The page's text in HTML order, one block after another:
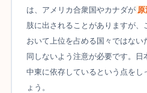
は、アメリカ合衆国やカナダが 原
肢に出されることがありますが、
おいて上位を占める国々ではない
同しないよう注意が必要です。
中東に依存しているという点をし
ょう。